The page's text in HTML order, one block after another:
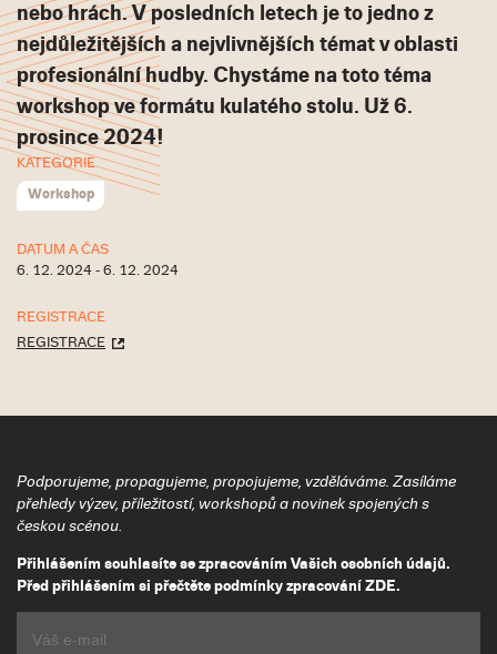
nebo hrách. V posledních letech je to jedno z
nejdůležitějších a nejvlivnějších témat v oblasti
profesionální hudby. Chystáme na toto téma
workshop ve formátu kulatého stolu. Už 6.
prosince 2024!
KATEGORIE
Workshop
DATUM A ČAS
6. 12. 2024 - 6. 12. 2024
REGISTRACE
REGISTRACE
Podporujeme, propagujeme, propojujeme, vzděláváme. Zasíláme
přehledy výzev, příležitostí, workshopů a novinek spojených s
českou scénou.
Přihlášením souhlasíte se zpracováním Vašich osobních údajů.
Před přihlášením si přečtěte podmínky zpracováníZDE.